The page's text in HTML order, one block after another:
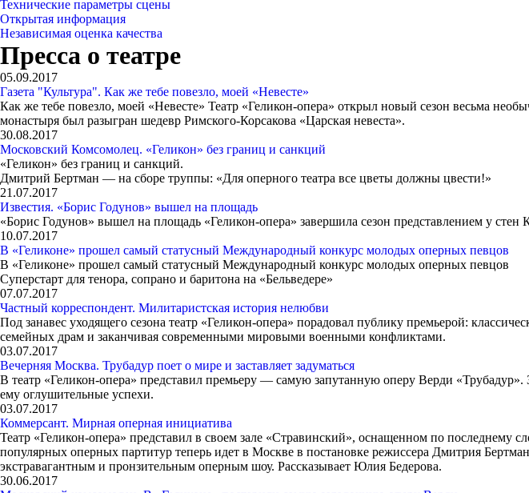
Технические параметры сцены
Открытая информация
Независимая оценка качества
Пресса о театре
05.09.2017
Газета "Культура". Как же тебе повезло, моей «Невесте»
Как же тебе повезло, моей «Невесте» Театр «Геликон-опера» открыл новый сезон весьма
монастыря был разыгран шедевр Римского-Корсакова «Царская невеста».
30.08.2017
Московский Комсомолец. «Геликон» без границ и санкций
«Геликон» без границ и санкций.
Дмитрий Бертман — на сборе труппы: «Для оперного театра все цветы должны цвести!»
21.07.2017
Известия. «Борис Годунов» вышел на площадь
«Борис Годунов» вышел на площадь «Геликон-опера» завершила сезон представлением у стен
10.07.2017
В «Геликоне» прошел самый статусный Международный конкурс молодых оперных певцов
В «Геликоне» прошел самый статусный Международный конкурс молодых оперных певцов
Суперстарт для тенора, сопрано и баритона на «Бельведере»
07.07.2017
Частный корреспондент. Милитаристская история нелюбви
Под занавес уходящего сезона театр «Геликон-опера» порадовал публику премьерой:
семейных драм и заканчивая современными мировыми военными конфликтами.
03.07.2017
Вечерняя Москва. Трубадур поет о мире и заставляет задуматься
В театр «Геликон-опера» представил премьеру — самую запутанную оперу Верди
ему оглушительные успехи.
03.07.2017
Коммерсант. Мирная оперная инициатива
Театр «Геликон-опера» представил в своем зале «Стравинский», оснащенном по
популярных оперных партитур теперь идет в Москве в постановке режиссера Дмитрия
экстравагантным и пронзительным оперным шоу. Рассказывает Юлия Бедерова.
30.06.2017